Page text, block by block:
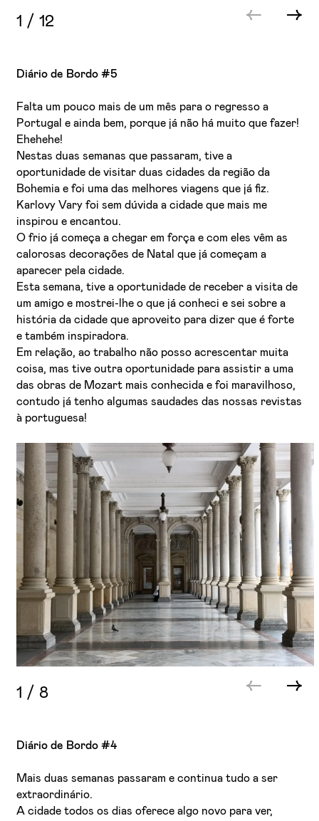
1 /12
Diário de Bordo #5
Falta um pouco mais de um mês para o regresso a
Portugal e ainda bem, porque já não há muito que fazer!
Ehehehe!
Nestas duas semanas que passaram, tive a
oportunidade de visitar duas cidades da região da
Bohemia e foi uma das melhores viagens que já fiz.
Karlovy Vary foi sem dúvida a cidade que mais me
inspirou e encantou.
O frio já começa a chegar em força e com eles vêm as
calorosas decorações de Natal que já começam a
aparecer pela cidade.
Esta semana, tive a oportunidade de receber a visita de
um amigo e mostrei-lhe o que já conheci e sei sobre a
história da cidade que aproveito para dizer que é forte
e também inspiradora.
Em relação, ao trabalho não posso acrescentar muita
coisa, mas tive outra oportunidade para assistir a uma
das obras de Mozart mais conhecida e foi maravilhoso,
contudo já tenho algumas saudades das nossas revistas
à portuguesa!
1 / 8
Diário de Bordo #4
Mais duas semanas passaram e continua tudo a ser
extraordinário.
A cidade todos os dias oferece algo novo para ver,